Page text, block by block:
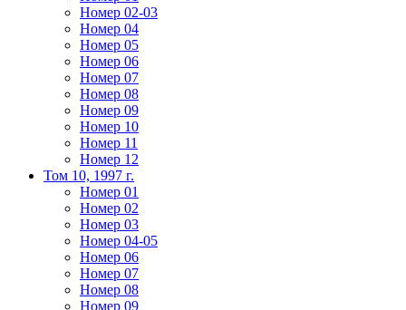
Номер 02-03
Номер 04
Номер 05
Номер 06
Номер 07
Номер 08
Номер 09
Номер 10
Номер 11
Номер 12
Том 10, 1997 г.
Номер 01
Номер 02
Номер 03
Номер 04-05
Номер 06
Номер 07
Номер 08
Номер 09